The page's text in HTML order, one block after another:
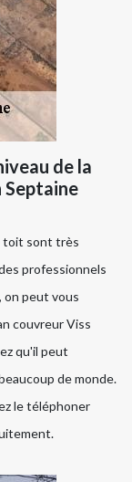
de la
Septaine
toit sont très
professionnels
on peut vous
couvreur Viss
qu'il peut
de monde.
le téléphoner